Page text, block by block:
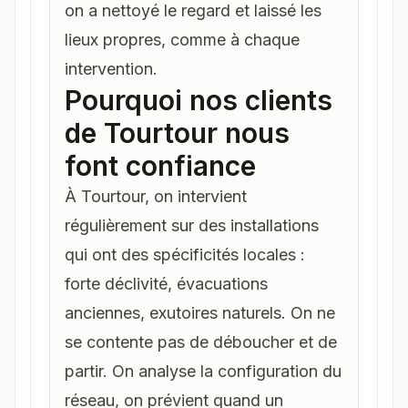
on a nettoyé le regard et laissé les
lieux propres, comme à chaque
intervention.
Pourquoi nos clients
de Tourtour nous
font confiance
À Tourtour, on intervient
régulièrement sur des installations
qui ont des spécificités locales :
forte déclivité, évacuations
anciennes, exutoires naturels. On ne
se contente pas de déboucher et de
partir. On analyse la configuration du
réseau, on prévient quand un